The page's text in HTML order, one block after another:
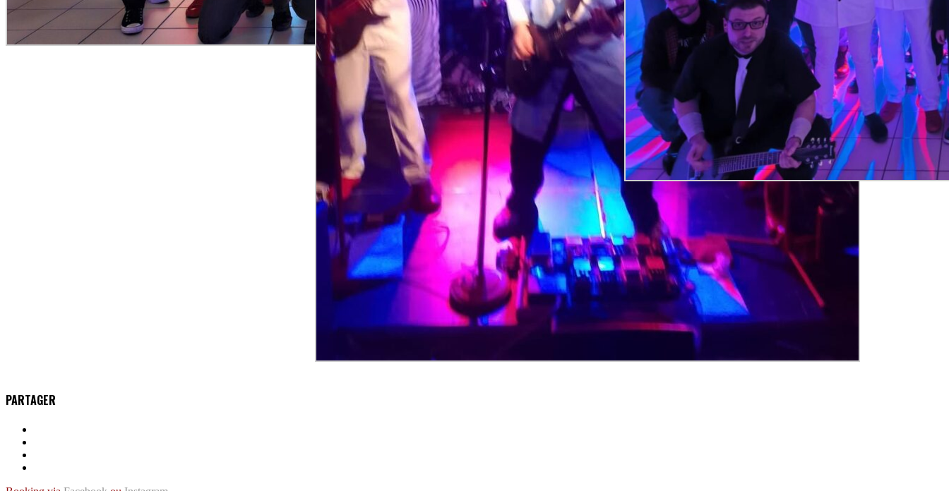
PARTAGER